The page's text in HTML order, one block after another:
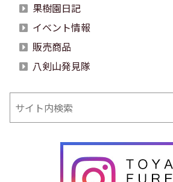
果樹園日記
イベント情報
販売商品
八剣山発見隊
検
索